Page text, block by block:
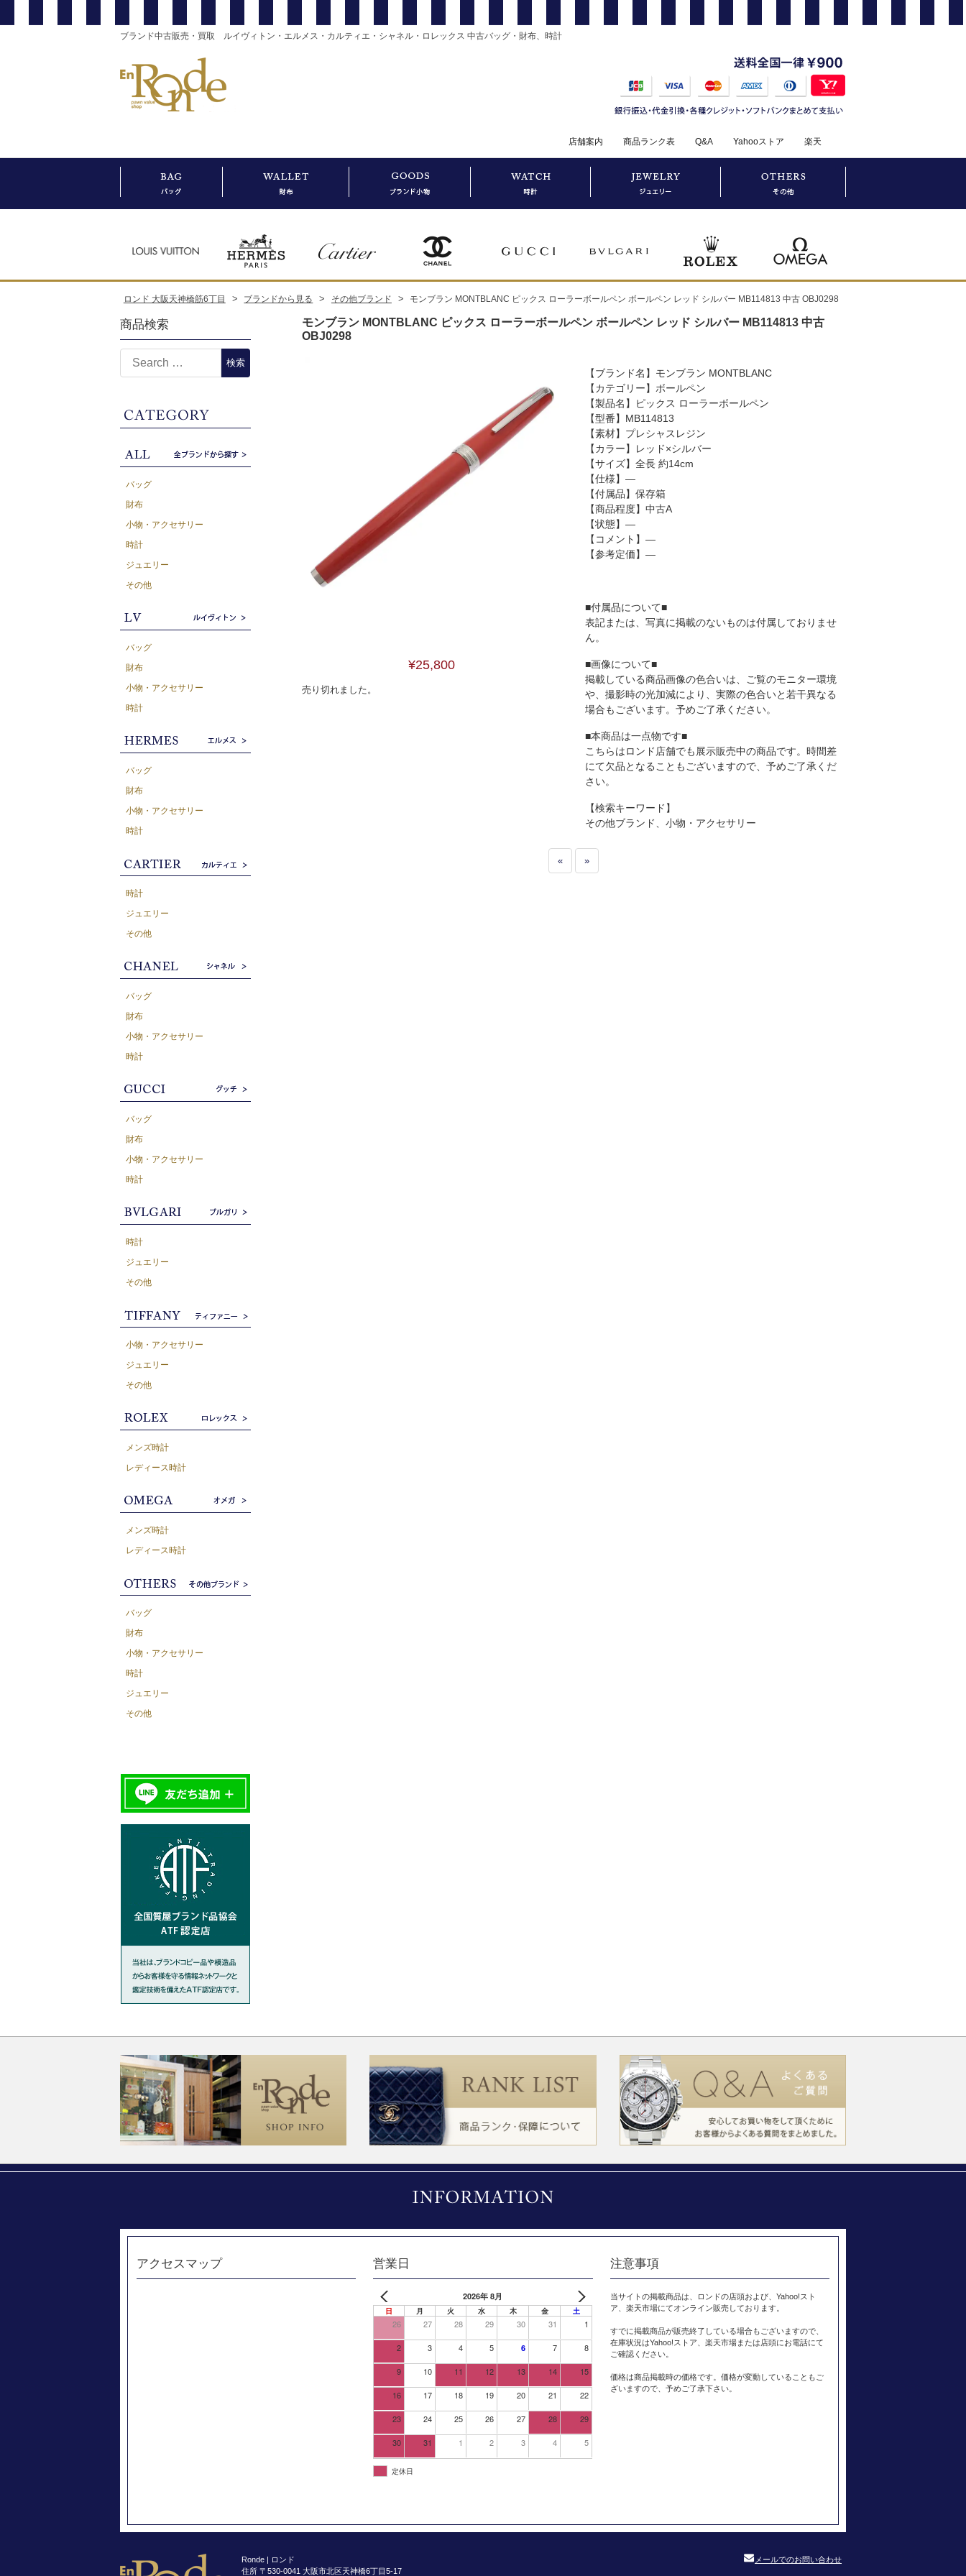
ブランド中古販売・買取 ルイヴィトン・エルメス・カルティエ・シャネル・ロレックス 中古バッグ・財布、時計
店舗案内 商品ランク表 Q&A Yahooストア 楽天
ロンド 大阪天神橋筋6丁目 > ブランドから見る > その他ブランド > モンブラン MONTBLANC ピックス ローラーボールペン ボールペン レッド シルバー MB114813 中古 OBJ0298
モンブラン MONTBLANC ピックス ローラーボールペン ボールペン レッド シルバー MB114813 中古
OBJ0298
¥25,800
売り切れました。
【ブランド名】モンブラン MONTBLANC
【カテゴリー】ボールペン
【製品名】ピックス ローラーボールペン
【型番】MB114813
【素材】プレシャスレジン
【カラー】レッド×シルバー
【サイズ】全長 約14cm
【仕様】―
【付属品】保存箱
【商品程度】中古A
【状態】―
【コメント】―
【参考定価】―
■付属品について■
表記または、写真に掲載のないものは付属しておりませ
ん。
■画像について■
掲載している商品画像の色合いは、ご覧のモニター環境
や、撮影時の光加減により、実際の色合いと若干異なる
場合もございます。予めご了承ください。
■本商品は一点物です■
こちらはロンド店舗でも展示販売中の商品です。時間差
にて欠品となることもございますので、予めご了承くだ
さい。
【検索キーワード】
その他ブランド、小物・アクセサリー
« »
商品検索
バッグ
財布
小物・アクセサリー
時計
ジュエリー
その他
バッグ
財布
小物・アクセサリー
時計
バッグ
財布
小物・アクセサリー
時計
時計
ジュエリー
その他
バッグ
財布
小物・アクセサリー
時計
バッグ
財布
小物・アクセサリー
時計
時計
ジュエリー
その他
小物・アクセサリー
ジュエリー
その他
メンズ時計
レディース時計
メンズ時計
レディース時計
バッグ
財布
小物・アクセサリー
時計
ジュエリー
その他
アクセスマップ 営業日
2026年 8月
日 月 火 水 木 金 土
26 27 28 29 30 31 1
2 3 4 5 6 7 8
9 10 11 12 13 14 15
16 17 18 19 20 21 22
23 24 25 26 27 28 29
30 31 1 2 3 4 5
定休日
注意事項
当サイトの掲載商品は、ロンドの店頭および、Yahoo!スト
ア、楽天市場にてオンライン販売しております。
すでに掲載商品が販売終了している場合もございますので、
在庫状況はYahoo!ストア、楽天市場または店頭にお電話にて
ご確認ください。
価格は商品掲載時の価格です。価格が変動していることもご
ざいますので、予めご了承下さい。
Ronde | ロンド
住所 〒530-0041 大阪市北区天神橋6丁目5-17
メールでのお問い合わせ